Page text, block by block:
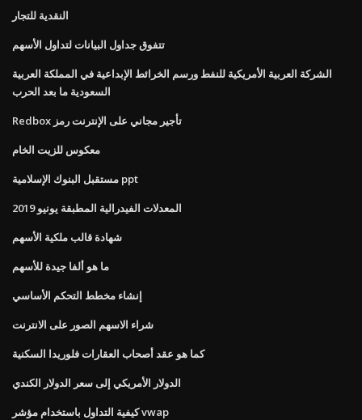
النقدية للتجار
تتفوق جداول البيانات لتداول الأسهم
الشركة العربية الأمريكية للنفط ورسم الخرائط الإبداعية في المملكة العربية
السعودية ما بعد الحرب
Redbox تأجير مجاني على الإنترنت رمز
معكوس للزيت الخام
مستقبل البنوك الإسلامية ppt
المعدلات الفيدرالية المطبقة يونيو 2019
شهادة قالب ملكية الأسهم
ما هو ألفا جيدة للأسهم
إنشاء مخطط التحكم الأساسي
شراء الاسهم الصور على الانترنت
كما هو عقد أصحاب العقارات فلوريدا السكنية
الدولار الأمريكي إلى سعر الدولار الكندي
كيفية التداول باستخدام مؤشر vwap